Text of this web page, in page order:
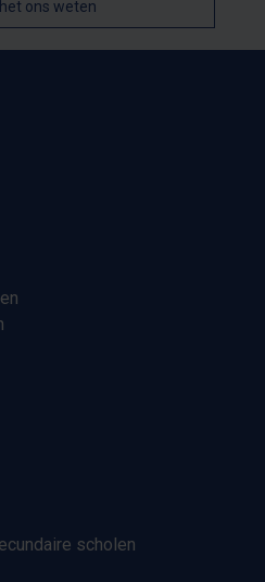
het ons weten
scholen